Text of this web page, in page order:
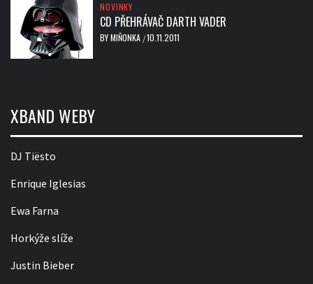
NOVINKY
CD PŘEHRÁVAČ DARTH VADER
BYMIŇONKA /10.11.2011
XBAND WEBY
DJ Tiësto
Enrique Iglesias
Ewa Farna
Horkýže slíže
Justin Bieber